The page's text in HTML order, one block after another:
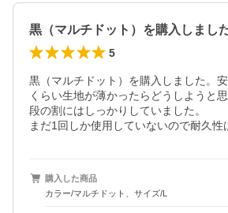
5
黒（マルチドット）を購入しました。
くらい生地が薄かったらどうしようと
段の割にはしっかりしていました。
まだ1回しか使用していないので耐久性
購入した商品
カラー/マルチドット、サイズ/L